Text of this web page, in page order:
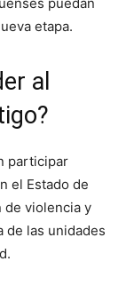
etapa.
al
participar
el Estado de
de violencia y
de las unidades